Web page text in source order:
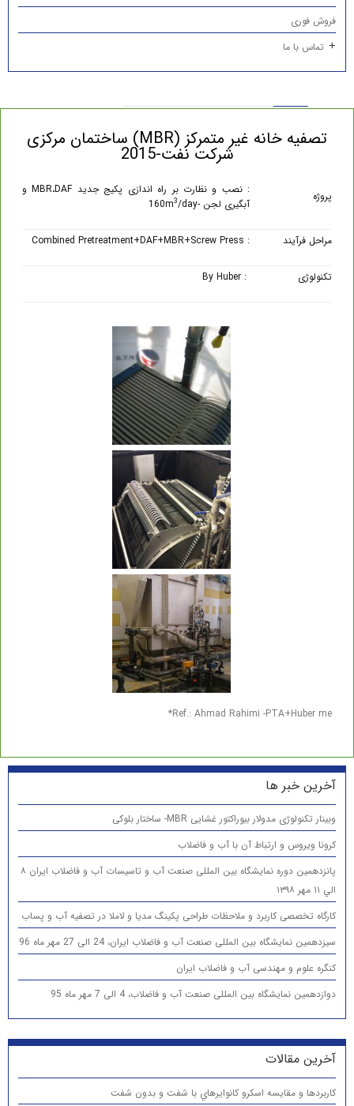
فروش فوری
تماس با ما
تصفیه خانه غیر متمرکز (MBR) ساختمان مرکزی
شرکت نفت-2015
پروژه
: نصب و نظارت بر راه اندازی پکیج جدید MBR،DAF و
آبگیری لجن -160m
3/day
مراحل فرآیند : Combined Pretreatment+DAF+MBR+Screw Press
تکنولوژی : By Huber
Ref.: Ahmad Rahimi -PTA+Huber me*
آخرین خبر ها
وبینار تکنولوژی مدولار بیوراکتور غشایی MBR- ساختار بلوکی
کرونا ویروس و ارتباط آن با آب و فاضلاب
پانزدهمين دوره نمایشگاه بین المللی صنعت آب و تاسیسات آب و فاضلاب ایران ۸
الي ۱۱ مهر ۱۳۹۸
کارگاه تخصصی کاربرد و ملاحظات طراحی پکینگ مدیا و لاملا در تصفیه آب و پساب
سیزدهمین نمایشگاه بین المللی صنعت آب و فاضلاب ایران، 24 الی 27 مهر ماه 96
کنگره علوم و مهندسی آب و فاضلاب ایران
دوازدهمین نمایشگاه بین المللی صنعت آب و فاضلاب، 4 الی 7 مهر ماه 95
آخرین مقالات
كاربردها و مقایسه اسكرو كانوايرهاي با شفت و بدون شفت